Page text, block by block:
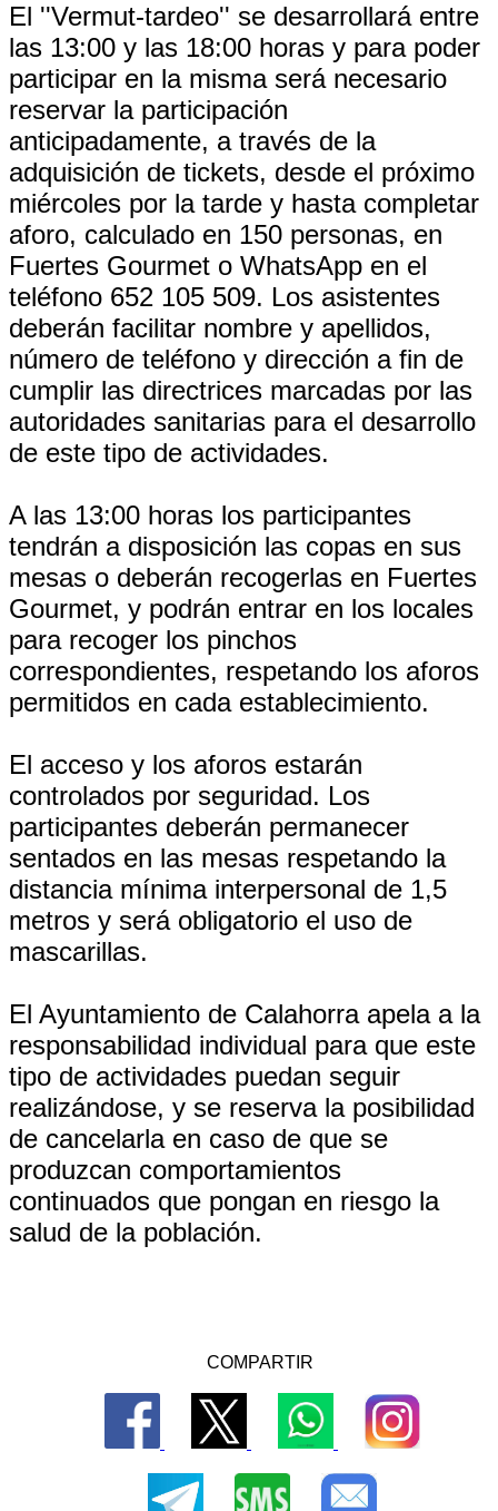
El ''Vermut-tardeo'' se desarrollará entre
las 13:00 y las 18:00 horas y para poder
participar en la misma será necesario
reservar la participación
anticipadamente, a través de la
adquisición de tickets, desde el próximo
miércoles por la tarde y hasta completar
aforo, calculado en 150 personas, en
Fuertes Gourmet o WhatsApp en el
teléfono 652 105 509. Los asistentes
deberán facilitar nombre y apellidos,
número de teléfono y dirección a fin de
cumplir las directrices marcadas por las
autoridades sanitarias para el desarrollo
de este tipo de actividades.
A las 13:00 horas los participantes
tendrán a disposición las copas en sus
mesas o deberán recogerlas en Fuertes
Gourmet, y podrán entrar en los locales
para recoger los pinchos
correspondientes, respetando los aforos
permitidos en cada establecimiento.
El acceso y los aforos estarán
controlados por seguridad. Los
participantes deberán permanecer
sentados en las mesas respetando la
distancia mínima interpersonal de 1,5
metros y será obligatorio el uso de
mascarillas.
El Ayuntamiento de Calahorra apela a la
responsabilidad individual para que este
tipo de actividades puedan seguir
realizándose, y se reserva la posibilidad
de cancelarla en caso de que se
produzcan comportamientos
continuados que pongan en riesgo la
salud de la población.
COMPARTIR